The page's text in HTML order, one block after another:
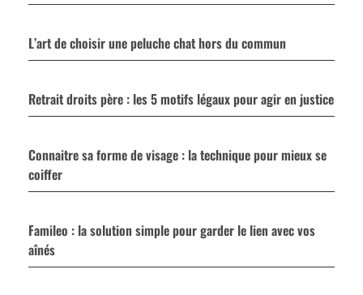
L’art de choisir une peluche chat hors du commun
Retrait droits père : les 5 motifs légaux pour agir en justice
Connaitre sa forme de visage : la technique pour mieux se
coiffer
Famileo : la solution simple pour garder le lien avec vos
aînés